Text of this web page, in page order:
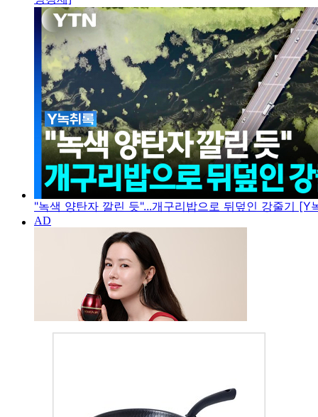
"녹색 양탄자 깔린 듯"...개구리밥으로 뒤덮인 강줄기 [Y